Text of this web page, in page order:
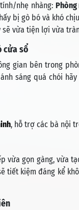
nhẹ nhàng:
bị gò bó và khó
sẽ vừa tiện lợi vừa
cửa sổ
gian bên trong
sáng quá chói
, hỗ trợ các bà nội
vừa gọn gàng, vừa
tiết kiệm đáng kể